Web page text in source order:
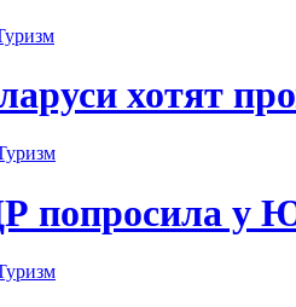
хотят
попросила у